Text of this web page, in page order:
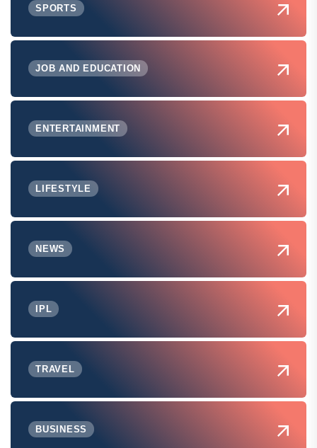
SPORTS
JOB AND EDUCATION
ENTERTAINMENT
LIFESTYLE
NEWS
IPL
TRAVEL
BUSINESS